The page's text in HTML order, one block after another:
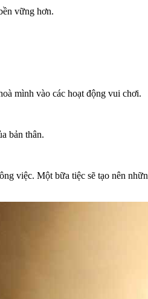
vững hơn.
mình vào các hoạt động vui chơi.
bản thân.
việc. Một bữa tiệc sẽ tạo nên